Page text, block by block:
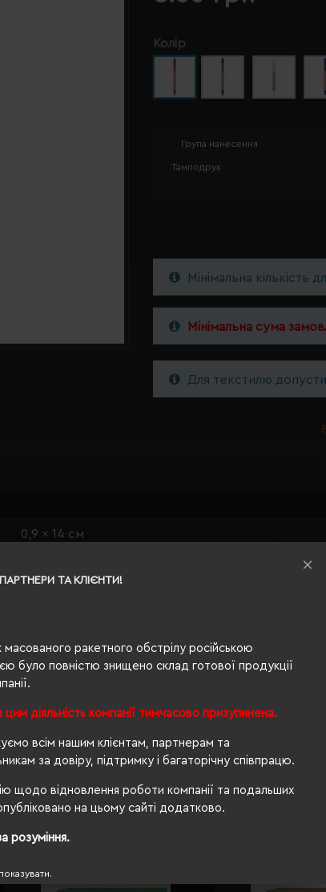
ТА КЛІЄНТИ!
масованого ракетного обстрілу російською
було повністю знищено склад готової продукції
цим діяльність компанії тимчасово призупинена.
всім нашим клієнтам, партнерам та
за довіру, підтримку і багаторічну співпрацю.
щодо відновлення роботи компанії та подальших
на цьому сайті додатково.
розуміння.
Колір
Група нанесення
Тамподрук
Мінімальна кількість
Мінімальна сума
Для текстилю
0,9 x 14 см
екологічний
кнопковий